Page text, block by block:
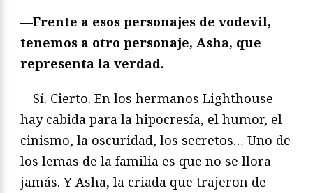
—Frente a esos personajes de vodevil,
tenemos a otro personaje, Asha, que
representa la verdad.
—Sí. Cierto. En los hermanos Lighthouse
hay cabida para la hipocresía, el humor, el
cinismo, la oscuridad, los secretos… Uno de
los lemas de la familia es que no se llora
jamás. Y Asha, la criada que trajeron de